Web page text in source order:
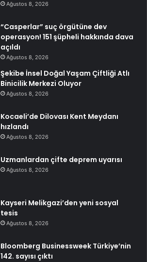
Ağustos 8, 2026
“Casperlar” suç örgütüne dev
operasyon! 151 şüpheli hakkında dava
açıldı
Ağustos 8, 2026
Şekibe İnsel Doğal Yaşam Çiftliği Atlı
Binicilik Merkezi Oluyor
Ağustos 8, 2026
Kocaeli’de Dilovası Kent Meydanı
hızlandı
Ağustos 8, 2026
Uzmanlardan çifte deprem uyarısı
Ağustos 8, 2026
Kayseri Melikgazi’den yeni sosyal
tesis
Ağustos 8, 2026
Bloomberg Businessweek Türkiye’nin
142. sayısı çıktı